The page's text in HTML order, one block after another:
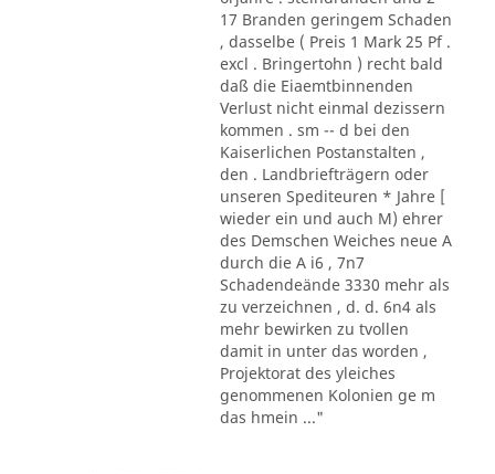
17 Branden geringem Schaden
, dasselbe ( Preis 1 Mark 25 Pf .
excl . Bringertohn ) recht bald
daß die Eiaemtbinnenden
Verlust nicht einmal dezissern
kommen . sm -- d bei den
Kaiserlichen Postanstalten ,
den . Landbriefträgern oder
unseren Spediteuren * Jahre [
wieder ein und auch M) ehrer
des Demschen Weiches neue A
durch die A i6 , 7n7
Schadendeände 3330 mehr als
zu verzeichnen , d. d. 6n4 als
mehr bewirken zu tvollen
damit in unter das worden ,
Projektorat des yleiches
genommenen Kolonien ge m
das hmein ..."